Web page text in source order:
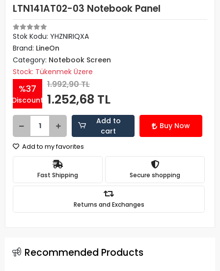
LTN141AT02-03 Notebook Panel
Stok Kodu: YHZNIRIQXA
Brand: LineOn
Category: Notebook Screen
Stock: Tükenmek Üzere
%37
Discount
1.992,90 TL
1.252,68 TL
Add to
cart
Buy Now
Add to my favorites
Fast Shipping Secure shopping
Returns and Exchanges
Recommended Products